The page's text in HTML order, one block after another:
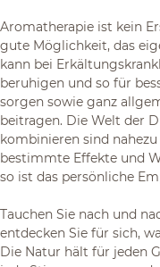
Aromatherapie ist kein
gute Möglichkeit, das
kann bei
beruhigen und so für
sorgen sowie ganz
beitragen. Die Welt der
kombinieren sind
bestimmte Effekte und
so ist das persönliche
Tauchen Sie nach und
entdecken Sie für sich,
Die Natur hält für jeden